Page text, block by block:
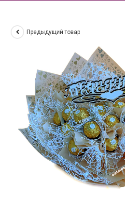
Предыдущий товар